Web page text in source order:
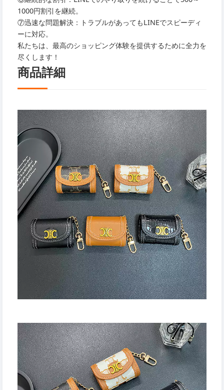
1000円割引を継続。
⑦迅速な問題解決：トラブルがあってもLINEでスピーディ
ーに対応。
私たちは、最高のショッピング体験を提供するために全力を
尽くします！
商品詳細